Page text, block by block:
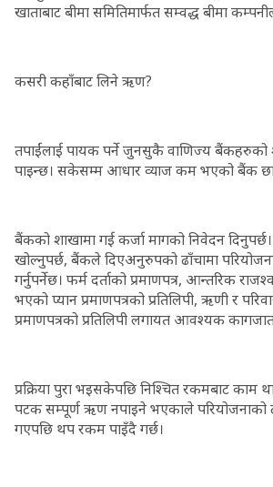
खाताबाट बीमा समितिमार्फत सम्वद्ध बीमा
कसरी कहाँबाट लिने ऋण?
तपाईंलाई पायक पर्ने जुनसुकै वाणिज्य बैंकहरुको
पाइन्छ। सकेसम्म आधार व्याज कम भएको बैंक
बैंकको शाखामा गई कर्जा मागको निवेदन
खोल्नुपर्छ, बैंकले दिएअनुरुपको ढाँचामा
गर्नुपर्नेछ। फर्म दर्ताको प्रमाणपत्र, आन्तरिक
भएको प्यान प्रमाणपत्रको प्रतिलिपी, ऋणी र
प्रमाणपत्रको प्रतिलिपी लगायत आवश्यक
प्रक्रिया पुरा भइसकेपछि निश्चित रकमबाट काम
पटक सम्पूर्ण ऋण नपाइने भएकाले परियोजनाको
गएपछि थप रकम पाइँदै गर्छ।